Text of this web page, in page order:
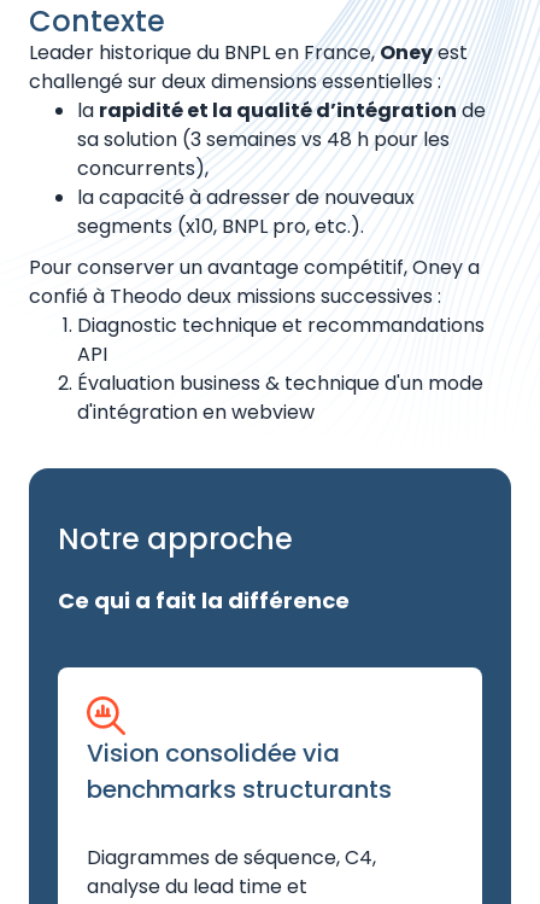
Contexte
Leader historique du BNPL en France,Oneyest
challengé sur deux dimensions essentielles :
la rapidité et la qualité d’intégrationde
sa solution (3 semaines vs 48 h pour les
concurrents),
la capacité à adresser de nouveaux
segments (x10, BNPL pro, etc.).
Pour conserver un avantage compétitif, Oney a
confié à Theodo deux missions successives :
Diagnostic technique et recommandations
API
Évaluation business & technique d'un mode
d'intégration en webview
Notre approche
Ce qui a fait la différence
Vision consolidée via
benchmarks structurants
Diagrammes de séquence, C4,
analyse du lead time et